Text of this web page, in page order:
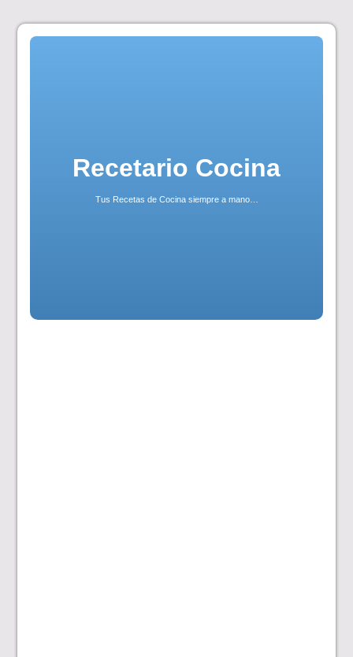
Skip
Recetario Cocina
Tus Recetas de Cocina siempre a mano…